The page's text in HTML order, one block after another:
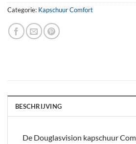
Categorie: Kapschuur Comfort
BESCHRIJVING
De Douglasvision kapschuur